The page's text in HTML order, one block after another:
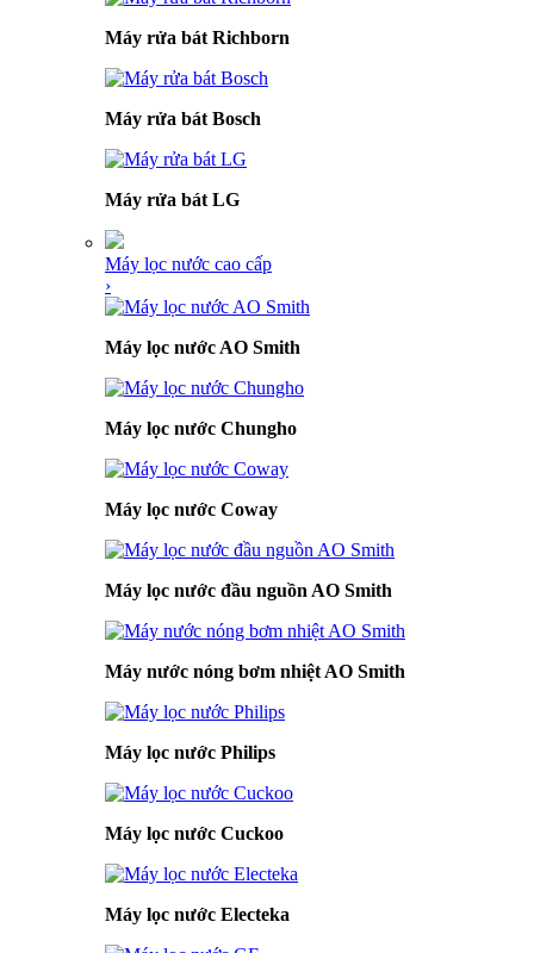
Máy rửa bát Richborn
Máy rửa bát Bosch
Máy rửa bát LG
Máy lọc nước cao cấp
›
Máy lọc nước AO Smith
Máy lọc nước Chungho
Máy lọc nước Coway
Máy lọc nước đầu nguồn AO Smith
Máy nước nóng bơm nhiệt AO Smith
Máy lọc nước Philips
Máy lọc nước Cuckoo
Máy lọc nước Electeka